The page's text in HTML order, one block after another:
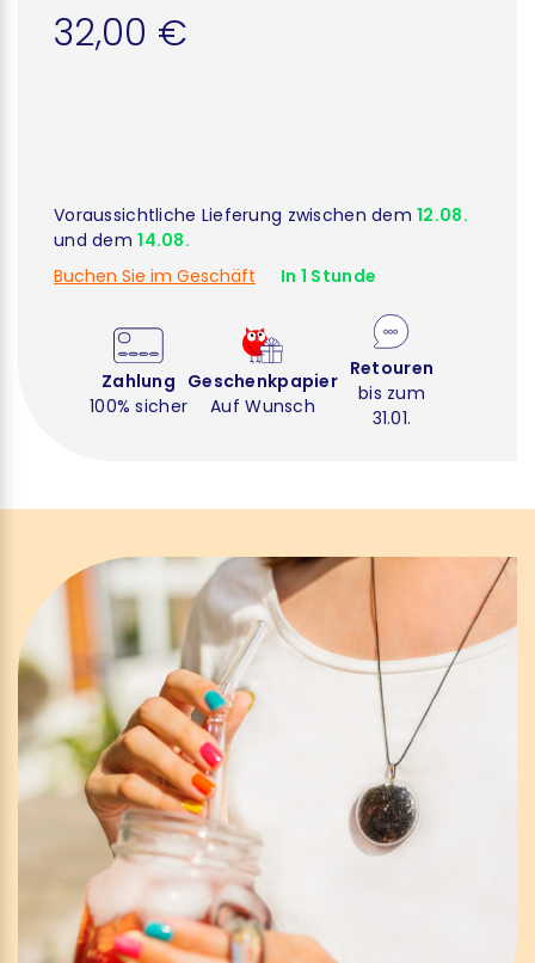
32,00 €
Voraussichtliche Lieferung zwischen dem12.08.
und dem14.08.
Buchen Sie im Geschäft
In 1 Stunde
Zahlung
100% sicher
Geschenkpapier
Auf Wunsch
Retouren
bis zum
31.01.